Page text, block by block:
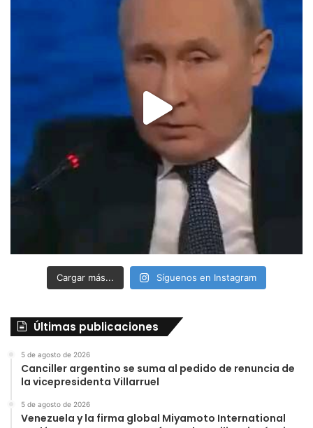
Cargar más... Síguenos en Instagram
Últimas publicaciones
5 de agosto de 2026
Canciller argentino se suma al pedido de renuncia de
la vicepresidenta Villarruel
5 de agosto de 2026
Venezuela y la firma global Miyamoto International